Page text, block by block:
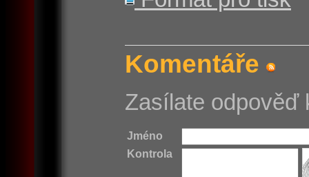
Komentáře
Zasílate odpověď
Jméno
Kontrola